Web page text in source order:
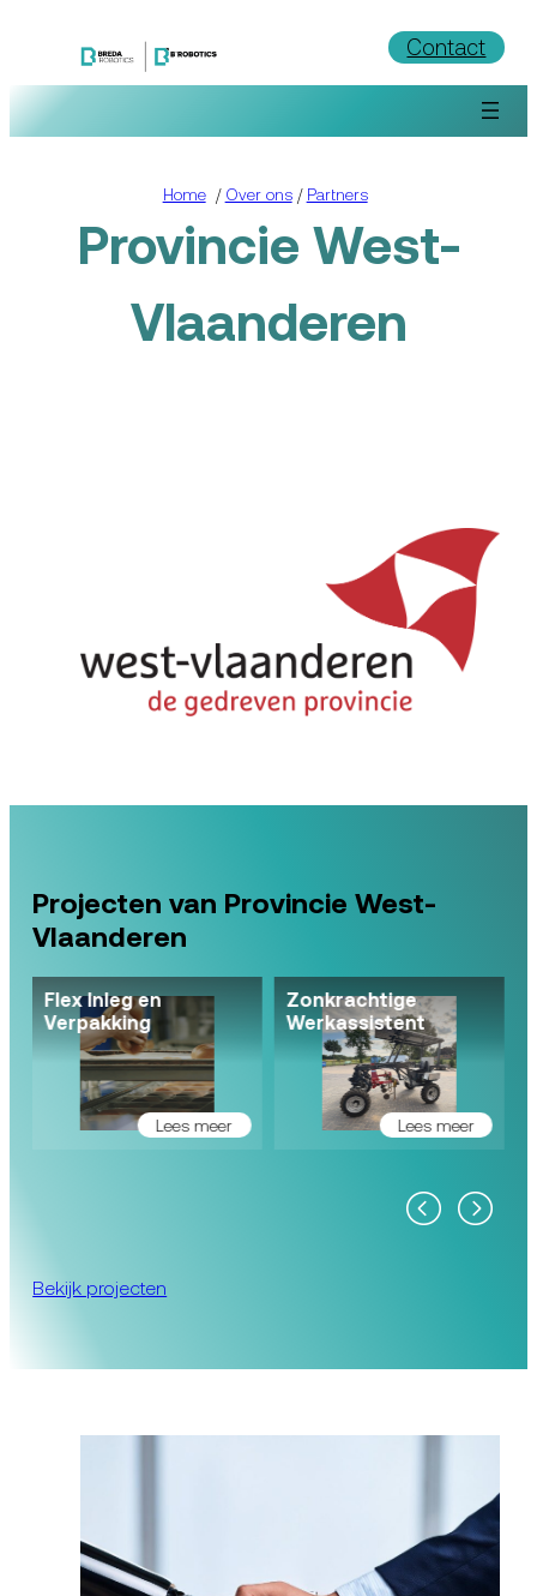
Contact
Home/ Over ons/ Partners
Provincie West-
Vlaanderen
Projecten van Provincie West-
Vlaanderen
Flex Inleg en
Verpakking
Lees meer
Zonkrachtige
Werkassistent
Lees meer
Bekijk projecten